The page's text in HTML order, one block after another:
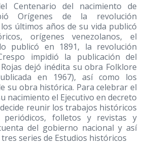
Centenario del nacimiento de
Orígenes de la revolución
últimos años de su vida publicó
orígenes venezolanos, el
publicó en 1891, la revolución
impidió la publicación del
dejó inédita su obra Folklore
en 1967), así como los
su obra histórica. Para celebrar el
nacimiento el Ejecutivo en decreto
reunir los trabajos históricos
periódicos, folletos y revistas y
del gobierno nacional y así
series de Estudios históricos